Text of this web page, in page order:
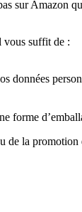
sur Amazon
vous suffit de :
données
forme
la